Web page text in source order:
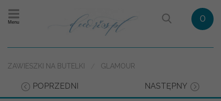
Menu 0
ZAWIESZKI NA BUTELKI GLAMOUR
POPRZEDNI NASTĘPNY